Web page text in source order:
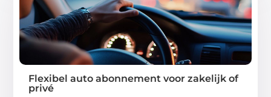
Flexibel auto abonnement voor zakelijk of
privé